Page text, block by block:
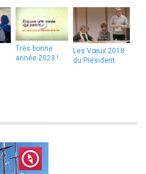
Très bonne
année 2023 !
Les Vœux 2018
du Président